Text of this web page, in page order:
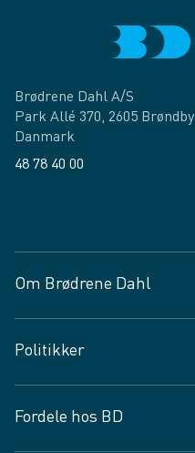
Brødrene Dahl A/S
Park Allé 370, 2605 Brøndby
Danmark
48 78 40 00
Om Brødrene Dahl
Vagttelefon 30 10 89 89
Spørgsmål og svar
Job og karriere
Politikker
Privatlivspolitik
Fordele hos BD